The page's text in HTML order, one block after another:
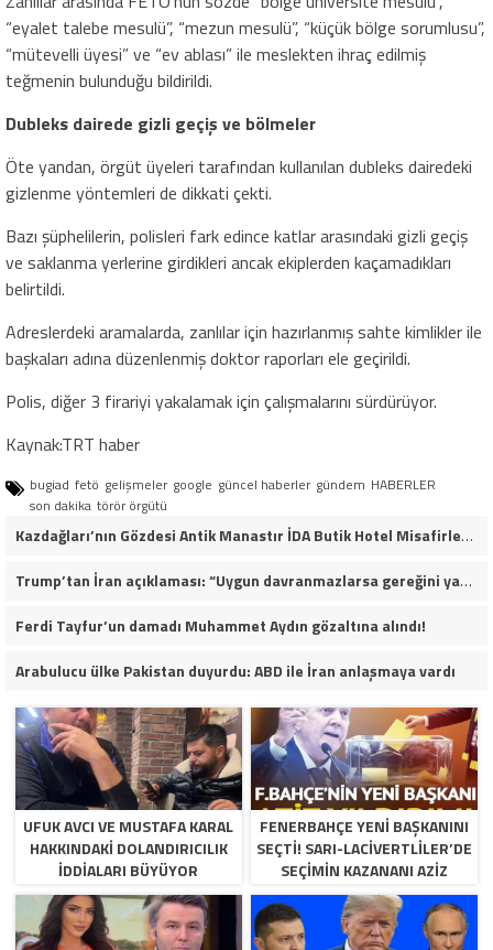
“eyalet talebe mesulü”, “mezun mesulü”, “küçük bölge sorumlusu”,
“mütevelli üyesi” ve “ev ablası” ile meslekten ihraç edilmiş
teğmenin bulunduğu bildirildi.
Dubleks dairede gizli geçiş ve bölmeler
Öte yandan, örgüt üyeleri tarafından kullanılan dubleks dairedeki
gizlenme yöntemleri de dikkati çekti.
Bazı şüphelilerin, polisleri fark edince katlar arasındaki gizli geçiş
ve saklanma yerlerine girdikleri ancak ekiplerden kaçamadıkları
belirtildi.
Adreslerdeki aramalarda, zanlılar için hazırlanmış sahte kimlikler ile
başkaları adına düzenlenmiş doktor raporları ele geçirildi.
Polis, diğer 3 firariyi yakalamak için çalışmalarını sürdürüyor.
Kaynak:TRT haber
bugiad fetö gelişmeler google güncel haberler gündem HABERLER
son dakika törör örgütü
Kazdağları’nın Gözdesi Antik Manastır İDA Butik Hotel Misafirlerinden Tam Not Alıyor
Trump’tan İran açıklaması: “Uygun davranmazlarsa gereğini yaparım”
Ferdi Tayfur’un damadı Muhammet Aydın gözaltına alındı!
Arabulucu ülke Pakistan duyurdu: ABD ile İran anlaşmaya vardı
UFUK AVCI VE MUSTAFA KARAL
HAKKINDAKI DOLANDIRICILIK
İDDIALARI BÜYÜYOR
FENERBAHÇE YENI BAŞKANINI
SEÇTI! SARI-LACIVERTLILER’DE
SEÇIMIN KAZANANI AZIZ
YILDIRIM OLDU